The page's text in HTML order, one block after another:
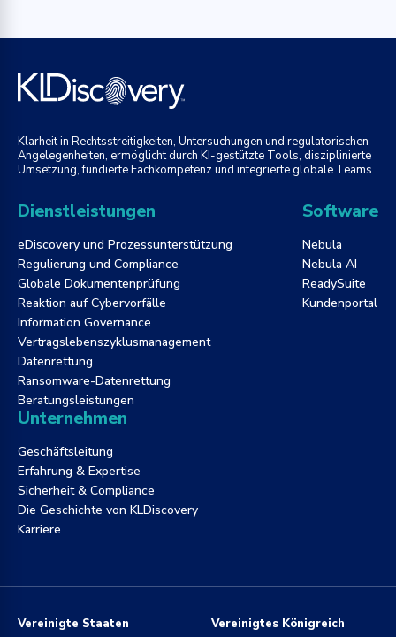
Klarheit in Rechtsstreitigkeiten, Untersuchungen und regulatorischen
Angelegenheiten, ermöglicht durch KI-gestützte Tools, disziplinierte
Umsetzung, fundierte Fachkompetenz und integrierte globale Teams.
Dienstleistungen
eDiscovery und Prozessunterstützung
Regulierung und Compliance
Globale Dokumentenprüfung
Reaktion auf Cybervorfälle
Information Governance
Vertragslebenszyklusmanagement
Datenrettung
Ransomware-Datenrettung
Beratungsleistungen
Software
Nebula
Nebula AI
ReadySuite
Kundenportal
Unternehmen
Geschäftsleitung
Erfahrung & Expertise
Sicherheit & Compliance
Die Geschichte von KLDiscovery
Karriere
Vereinigte Staaten Vereinigtes Königreich